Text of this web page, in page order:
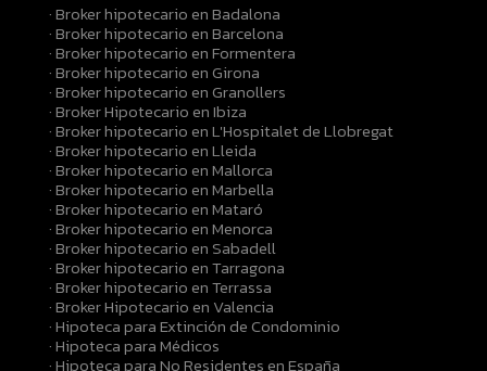
· Broker hipotecario en Badalona
· Broker hipotecario en Barcelona
· Broker hipotecario en Formentera
· Broker hipotecario en Girona
· Broker hipotecario en Granollers
· Broker Hipotecario en Ibiza
· Broker hipotecario en L'Hospitalet de Llobregat
· Broker hipotecario en Lleida
· Broker hipotecario en Mallorca
· Broker hipotecario en Marbella
· Broker hipotecario en Mataró
· Broker hipotecario en Menorca
· Broker hipotecario en Sabadell
· Broker hipotecario en Tarragona
· Broker hipotecario en Terrassa
· Broker Hipotecario en Valencia
· Hipoteca para Extinción de Condominio
· Hipoteca para Médicos
· Hipoteca para No Residentes en España